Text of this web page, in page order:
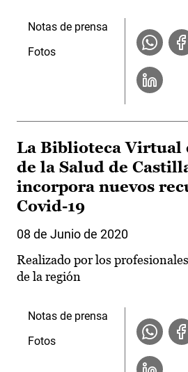
Notas de prensa
Fotos
La Biblioteca Virtual
de la Salud de
incorpora nuevos
Covid-19
08 de Junio de 2020
Realizado por los
de la región
Notas de prensa
Fotos